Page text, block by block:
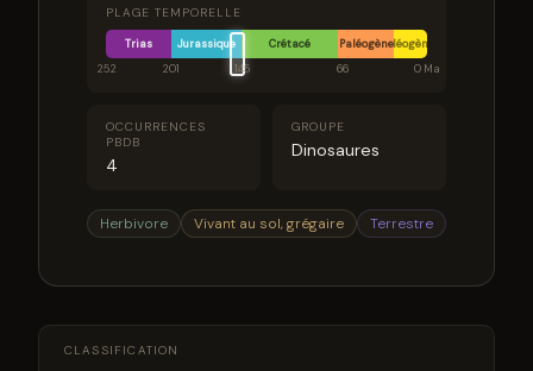
PLAGE TEMPORELLE
Trias Jurassique Crétacé PaléogèneNéogène
252
201 145 66 0 Ma
OCCURRENCES
PBDB
4
GROUPE
Dinosaures
Herbivore Vivant au sol, grégaire Terrestre
CLASSIFICATION